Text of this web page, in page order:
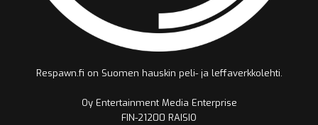
Respawn.fi on Suomen hauskin peli- ja leffaverkkolehti.
Oy Entertainment Media Enterprise
FIN-21200 RAISIO